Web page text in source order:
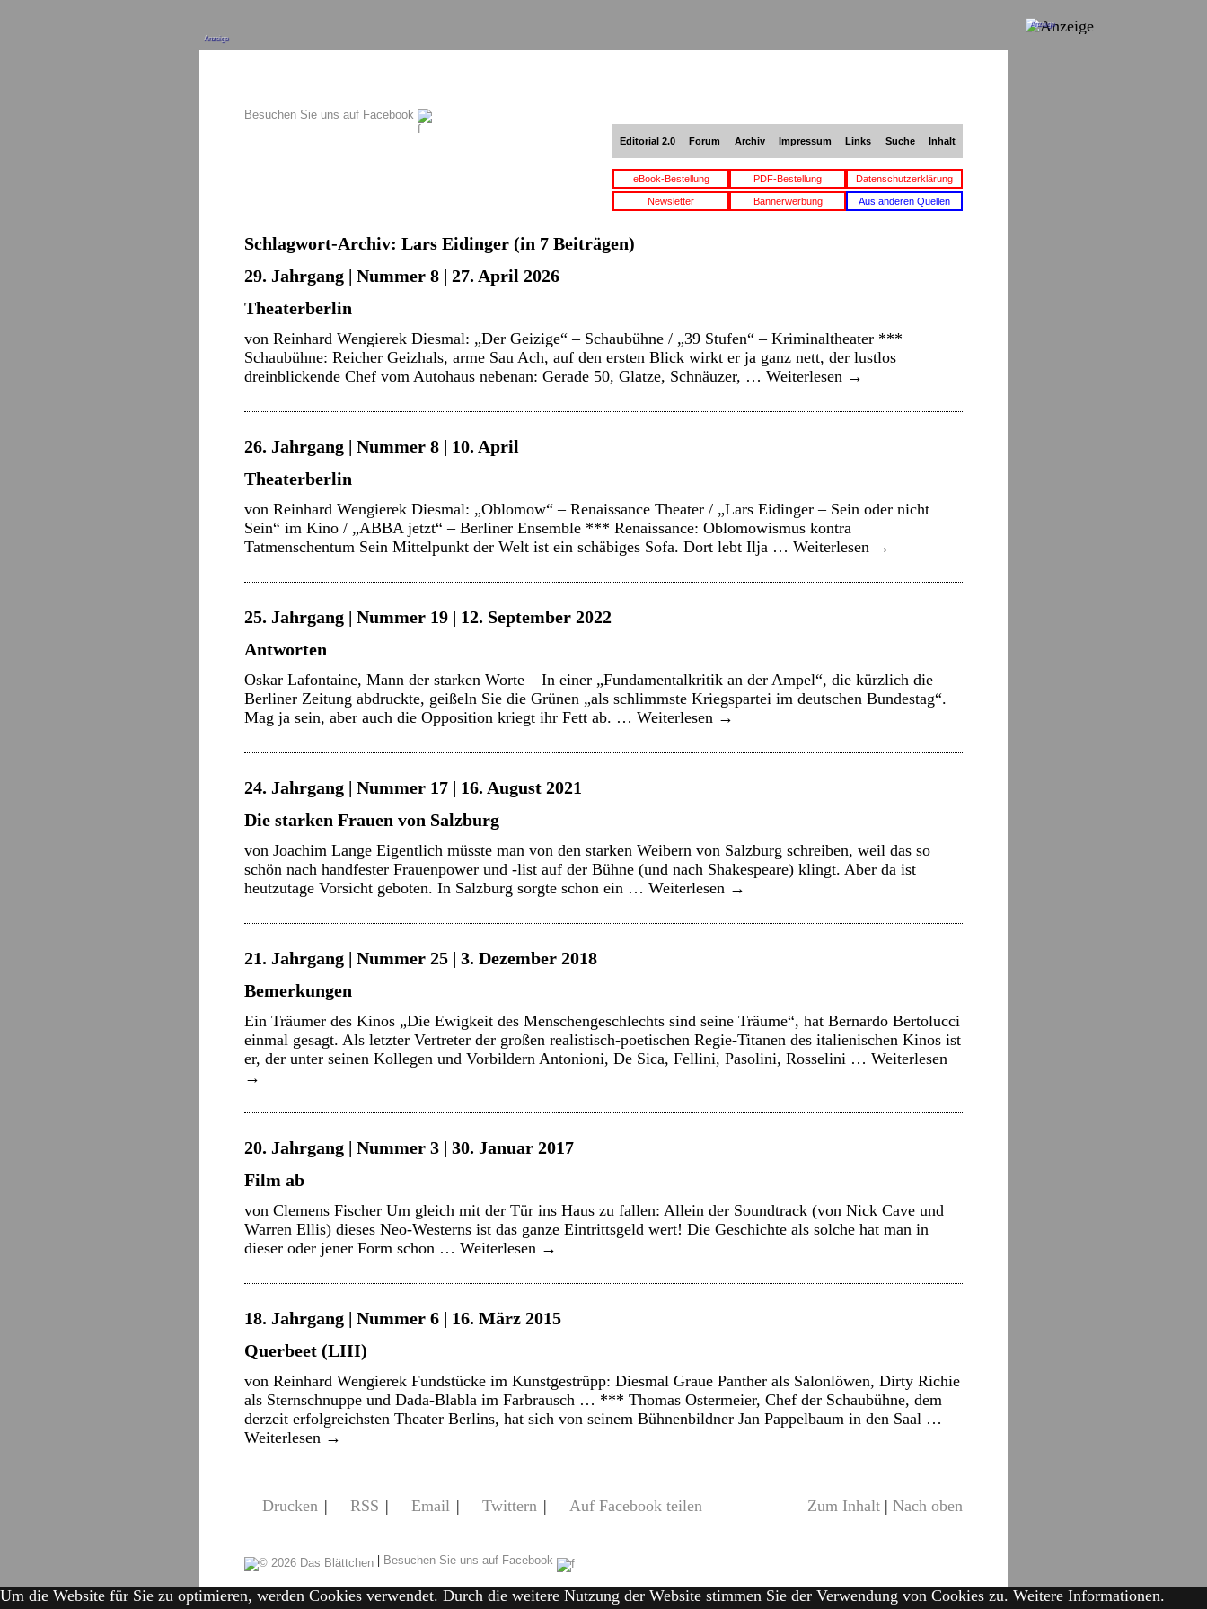
Anzeige
Besuchen Sie uns auf Facebook
Editorial 2.0 Forum Archiv Impressum Links Suche Inhalt
eBook-Bestellung PDF-Bestellung Datenschutzerklärung
Newsletter Bannerwerbung Aus anderen Quellen
Schlagwort-Archiv: Lars Eidinger (in 7 Beiträgen)
29. Jahrgang | Nummer 8 | 27. April 2026
Theaterberlin
von Reinhard Wengierek Diesmal: „Der Geizige“ – Schaubühne / „39 Stufen“ – Kriminaltheater ***
Schaubühne: Reicher Geizhals, arme Sau Ach, auf den ersten Blick wirkt er ja ganz nett, der lustlos
dreinblickende Chef vom Autohaus nebenan: Gerade 50, Glatze, Schnäuzer, … Weiterlesen →
26. Jahrgang | Nummer 8 | 10. April
Theaterberlin
von Reinhard Wengierek Diesmal: „Oblomow“ – Renaissance Theater / „Lars Eidinger – Sein oder nicht
Sein“ im Kino / „ABBA jetzt“ – Berliner Ensemble *** Renaissance: Oblomowismus kontra
Tatmenschentum Sein Mittelpunkt der Welt ist ein schäbiges Sofa. Dort lebt Ilja … Weiterlesen →
25. Jahrgang | Nummer 19 | 12. September 2022
Antworten
Oskar Lafontaine, Mann der starken Worte – In einer „Fundamentalkritik an der Ampel“, die kürzlich die
Berliner Zeitung abdruckte, geißeln Sie die Grünen „als schlimmste Kriegspartei im deutschen Bundestag“.
Mag ja sein, aber auch die Opposition kriegt ihr Fett ab. … Weiterlesen →
24. Jahrgang | Nummer 17 | 16. August 2021
Die starken Frauen von Salzburg
von Joachim Lange Eigentlich müsste man von den starken Weibern von Salzburg schreiben, weil das so
schön nach handfester Frauenpower und -list auf der Bühne (und nach Shakespeare) klingt. Aber da ist
heutzutage Vorsicht geboten. In Salzburg sorgte schon ein … Weiterlesen →
21. Jahrgang | Nummer 25 | 3. Dezember 2018
Bemerkungen
Ein Träumer des Kinos „Die Ewigkeit des Menschengeschlechts sind seine Träume“, hat Bernardo Bertolucci
einmal gesagt. Als letzter Vertreter der großen realistisch-poetischen Regie-Titanen des italienischen Kinos ist
er, der unter seinen Kollegen und Vorbildern Antonioni, De Sica, Fellini, Pasolini, Rosselini … Weiterlesen
→
20. Jahrgang | Nummer 3 | 30. Januar 2017
Film ab
von Clemens Fischer Um gleich mit der Tür ins Haus zu fallen: Allein der Soundtrack (von Nick Cave und
Warren Ellis) dieses Neo-Westerns ist das ganze Eintrittsgeld wert! Die Geschichte als solche hat man in
dieser oder jener Form schon … Weiterlesen →
18. Jahrgang | Nummer 6 | 16. März 2015
Querbeet (LIII)
von Reinhard Wengierek Fundstücke im Kunstgestrüpp: Diesmal Graue Panther als Salonlöwen, Dirty Richie
als Sternschnuppe und Dada-Blabla im Farbrausch … *** Thomas Ostermeier, Chef der Schaubühne, dem
derzeit erfolgreichsten Theater Berlins, hat sich von seinem Bühnenbildner Jan Pappelbaum in den Saal …
Weiterlesen →
Drucken | RSS | Email | Twittern | Auf Facebook teilen Zum Inhalt | Nach oben
| Besuchen Sie uns auf Facebook
Anzeige
Um die Website für Sie zu optimieren, werden Cookies verwendet. Durch die weitere Nutzung der Website stimmen Sie der Verwendung von Cookies zu. Weitere Informationen.